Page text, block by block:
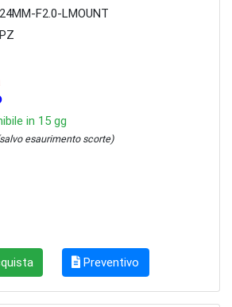
24MM-F2.0-LMOUNT
PZ
in 15 gg
esaurimento scorte)
Preventivo